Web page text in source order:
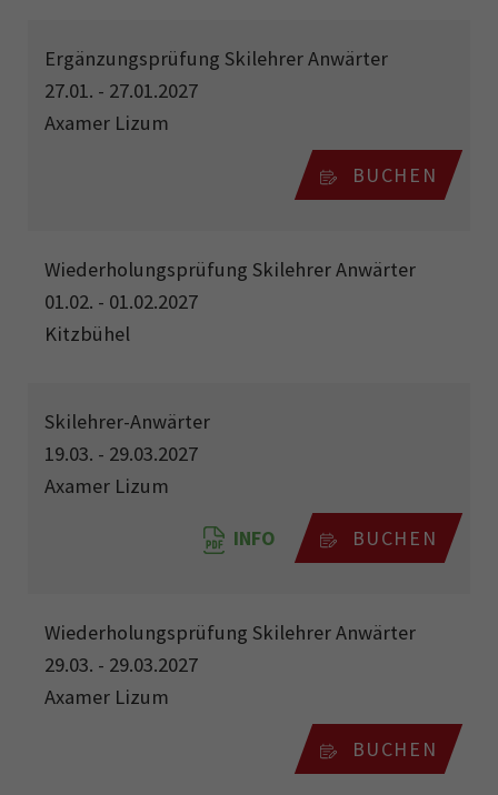
Ergänzungsprüfung Skilehrer Anwärter
27.01. - 27.01.2027
Axamer Lizum
BUCHEN
Wiederholungsprüfung Skilehrer Anwärter
01.02. - 01.02.2027
Kitzbühel
Skilehrer-Anwärter
19.03. - 29.03.2027
Axamer Lizum
INFO BUCHEN
Wiederholungsprüfung Skilehrer Anwärter
29.03. - 29.03.2027
Axamer Lizum
BUCHEN